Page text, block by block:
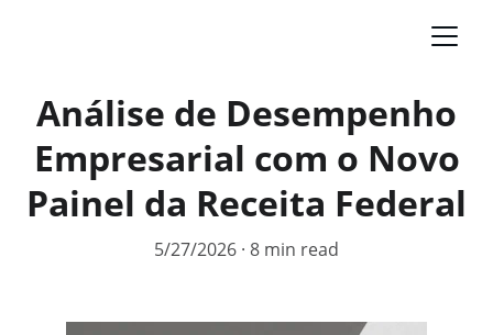
Análise de Desempenho
Empresarial com o Novo
Painel da Receita Federal
5/27/2026 8 min read